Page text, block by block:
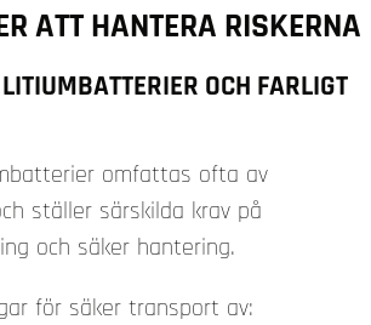
ATT HANTERA RISKERNA
OCH FARLIGT
omfattas ofta av
ställer särskilda krav på
och säker hantering.
för säker transport av: